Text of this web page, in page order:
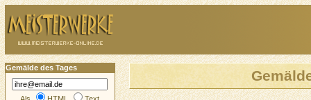
Gemälde des Tages